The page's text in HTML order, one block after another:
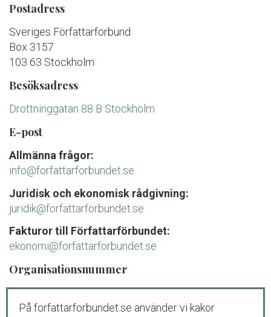
Postadress
Sveriges Författarförbund
Box 3157
103 63 Stockholm
Besöksadress
Drottninggatan 88 B Stockholm
E-post
Allmänna frågor:
info@forfattarforbundet.se
Juridisk och ekonomisk rådgivning:
juridik@forfattarforbundet.se
Fakturor till Författarförbundet:
ekonomi@forfattarforbundet.se
Organisationsnummer
802004-7687
Telefon
På forfattarforbundet.se använder vi kakor